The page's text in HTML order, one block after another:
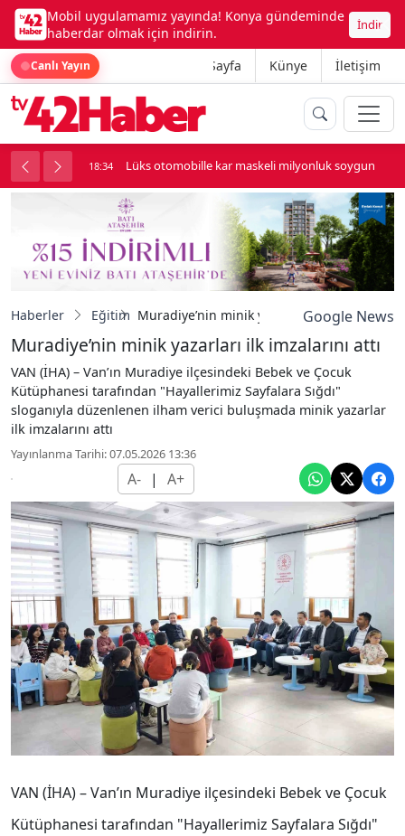
Mobil uygulamamız yayında! Konya gündeminde
haberdar olmak için indirin.
İndir
Canlı Yayın Ana Sayfa Künye İletişim
kavga çıktı 18:34 Lüks otomobille kar maskeli milyonluk soygun
Haberler Eğitim Muradiye’nin minik yazarları ilk imzalarını
Google News
Muradiye’nin minik yazarları ilk imzalarını attı
VAN (İHA) – Van’ın Muradiye ilçesindeki Bebek ve Çocuk
Kütüphanesi tarafından "Hayallerimiz Sayfalara Sığdı"
sloganıyla düzenlenen ilham verici buluşmada minik yazarlar
ilk imzalarını attı
Yayınlanma Tarihi: 07.05.2026 13:36
A- | A+
VAN (İHA) – Van’ın Muradiye ilçesindeki Bebek ve Çocuk
Kütüphanesi tarafından "Hayallerimiz Sayfalara Sığdı"